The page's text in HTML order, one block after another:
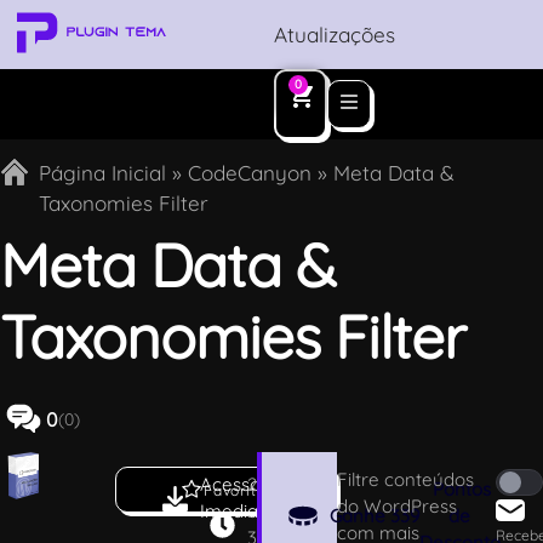
Atualizações
0
Página Inicial » CodeCanyon » Meta Data &
Taxonomies Filter
Meta Data &
Taxonomies Filter
0(0)
Favoritar
Acesso
Imediato
2
.
3
Ganhe339
Pontos
de
Filtre conteúdos
do WordPress
com mais